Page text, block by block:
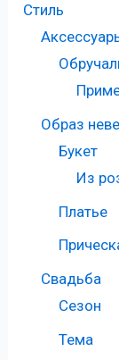
Стиль
Образ
Букет
Из
Платье
Свадьба
Сезон
Тема